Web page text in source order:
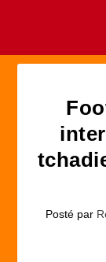
Posté par